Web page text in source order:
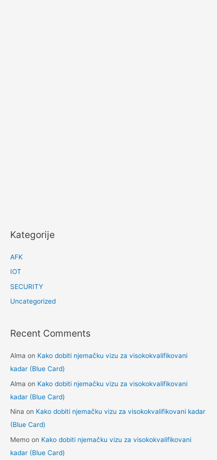
Kategorije
AFK
IOT
SECURITY
Uncategorized
Recent Comments
Alma on Kako dobiti njemačku vizu za visokokvalifikovani
kadar (Blue Card)
Alma on Kako dobiti njemačku vizu za visokokvalifikovani
kadar (Blue Card)
Nina on Kako dobiti njemačku vizu za visokokvalifikovani kadar
(Blue Card)
Memo on Kako dobiti njemačku vizu za visokokvalifikovani
kadar (Blue Card)